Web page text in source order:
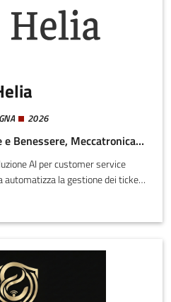
2026
Digitale, Logistica, Salute e Benessere, Meccatronica e Materiali
AI per customer service
automatizza la gestione dei ticket
interazioni reali. Il Prodotto